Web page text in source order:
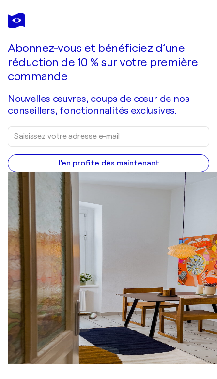
FRANÇOIS PAGÉ
Abonnez-vous et bénéficiez d’une
réduction de 10 % sur votre première
commande
Nouvelles œuvres, coups de cœur de nos
conseillers, fonctionnalités exclusives.
J'en profite dès maintenant